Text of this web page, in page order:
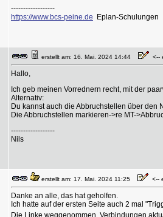
------------------
https://www.bcs-peine.de Eplan-Schulungen
erstellt am: 16. Mai. 2024 14:44 <--
Hallo,
Ich geb meinen Vorrednern recht, mit der
Alternativ:
Du kannst auch die Abbruchstellen über den
Die Abbruchstellen markieren->re MT-
------------------
Nils
erstellt am: 17. Mai. 2024 11:25 <--
Danke an alle, das hat geholfen.
Ich hatte auf der ersten Seite auch 2 mal
Die Linke weggenommen, Verbindungen